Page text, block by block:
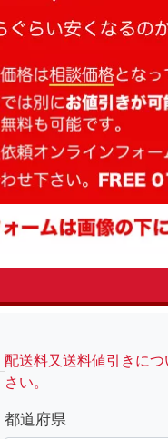
配送料又送料値引きに
さい。
都道府県